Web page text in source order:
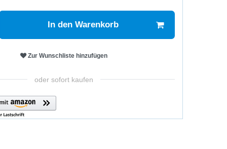
In den Warenkorb
Zur Wunschliste hinzufügen
oder sofort kaufen